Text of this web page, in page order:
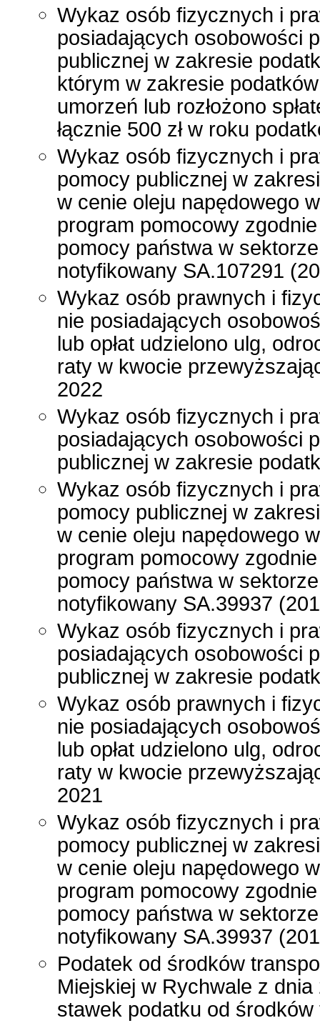
Wykaz osób fizycznych i
posiadających osobowości
publicznej w zakresie
którym w zakresie
umorzeń lub rozłożono
łącznie 500 zł w roku
Wykaz osób fizycznych i
pomocy publicznej w
w cenie oleju napędowego
program pomocowy
pomocy państwa w
notyfikowany SA.107291
Wykaz osób prawnych i
nie posiadających
lub opłat udzielono ulg,
raty w kwocie
2022
Wykaz osób fizycznych i
posiadających osobowości
publicznej w zakresie
Wykaz osób fizycznych i
pomocy publicznej w
w cenie oleju napędowego
program pomocowy
pomocy państwa w
notyfikowany SA.39937
Wykaz osób fizycznych i
posiadających osobowości
publicznej w zakresie
Wykaz osób prawnych i
nie posiadających
lub opłat udzielono ulg,
raty w kwocie
2021
Wykaz osób fizycznych i
pomocy publicznej w
w cenie oleju napędowego
program pomocowy
pomocy państwa w
notyfikowany SA.39937
Podatek od środków
Miejskiej w Rychwale z
stawek podatku od